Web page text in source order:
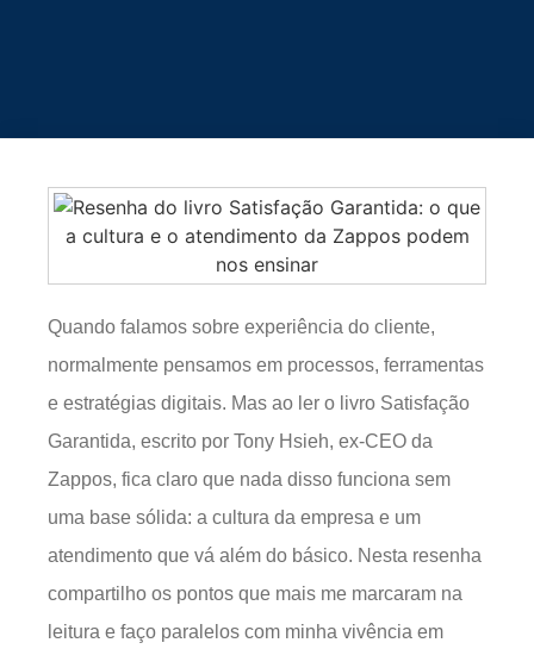
Quando falamos sobre experiência do cliente,
normalmente pensamos em processos, ferramentas
e estratégias digitais. Mas ao ler o livro Satisfação
Garantida, escrito por Tony Hsieh, ex-CEO da
Zappos, fica claro que nada disso funciona sem
uma base sólida: a cultura da empresa e um
atendimento que vá além do básico. Nesta resenha
compartilho os pontos que mais me marcaram na
leitura e faço paralelos com minha vivência em